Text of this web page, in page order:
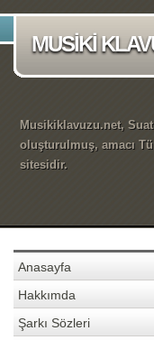
MUSİKİ
Musikiklavuzu.net,
oluşturulmuş, amacı
sitesidir.
Anasayfa
Hakkımda
Şarkı Sözleri